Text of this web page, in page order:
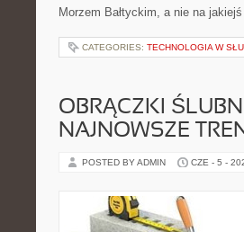
Morzem Bałtyckim, a nie na
CATEGORIES: TECHNOLOGIA W
OBRĄCZKI
NAJNOWSZE
POSTED BY ADMIN CZE - 5 -